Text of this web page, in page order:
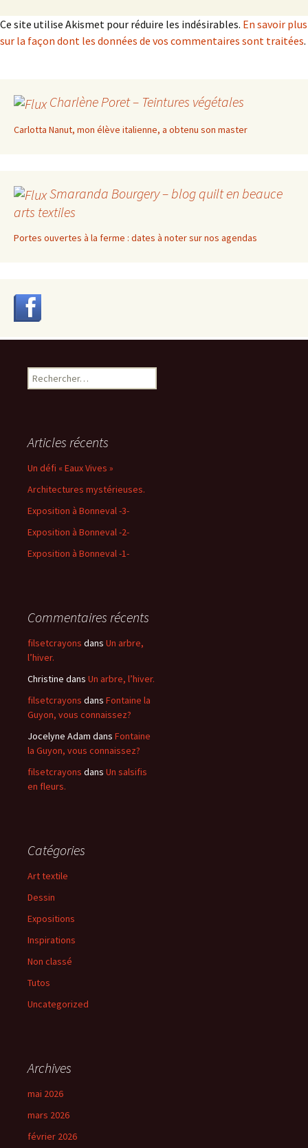
Ce site utilise Akismet pour réduire les indésirables. En savoir plus
sur la façon dont les données de vos commentaires sont traitées.
Charlène Poret – Teintures végétales
Carlotta Nanut, mon élève italienne, a obtenu son master
Smaranda Bourgery – blog quilt en beauce
arts textiles
Portes ouvertes à la ferme : dates à noter sur nos agendas
Rechercher :
Articles récents
Un défi « Eaux Vives »
Architectures mystérieuses.
Exposition à Bonneval -3-
Exposition à Bonneval -2-
Exposition à Bonneval -1-
Commentaires récents
filsetcrayons dans Un arbre,
l’hiver.
Christine dans Un arbre, l’hiver.
filsetcrayons dans Fontaine la
Guyon, vous connaissez?
Jocelyne Adam dans Fontaine
la Guyon, vous connaissez?
filsetcrayons dans Un salsifis
en fleurs.
Catégories
Art textile
Dessin
Expositions
Inspirations
Non classé
Tutos
Uncategorized
Archives
mai 2026
mars 2026
février 2026